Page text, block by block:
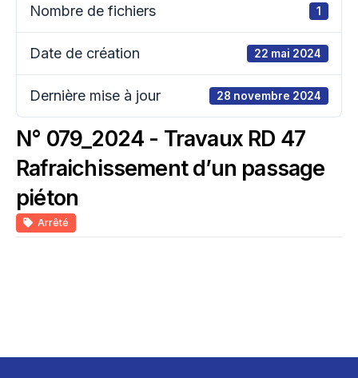
Nombre de fichiers 1
Date de création 22 mai 2024
Dernière mise à jour 28 novembre 2024
N° 079_2024 - Travaux RD 47
Rafraichissement d’un passage
piéton
Arrêté